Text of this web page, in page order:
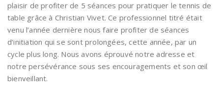
plaisir de profiter de 5 séances pour pratiquer le tennis de
table grâce à Christian Vivet. Ce professionnel titré était
venu l’année dernière nous faire profiter de séances
d’initiation qui se sont prolongées, cette année, par un
cycle plus long. Nous avons éprouvé notre adresse et
notre persévérance sous ses encouragements et son œil
bienveillant.